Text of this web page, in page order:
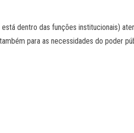
dentro das funções institucionais)
para as necessidades do poder